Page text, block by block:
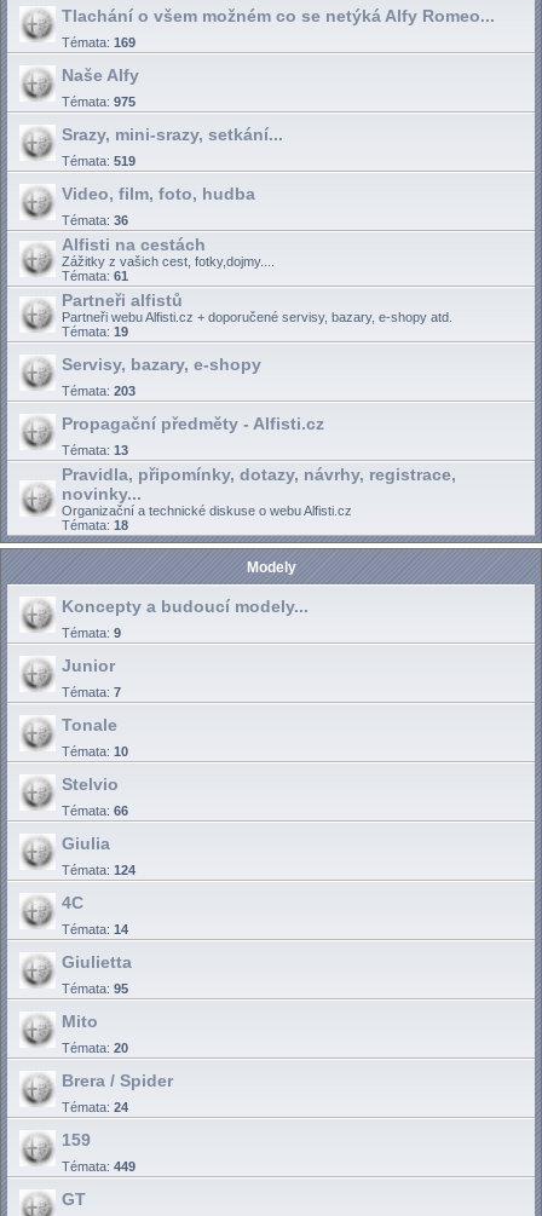
Tlachání o všem možném co se netýká Alfy Romeo...
Témata: 169
Naše Alfy
Témata: 975
Srazy, mini-srazy, setkání...
Témata: 519
Video, film, foto, hudba
Témata: 36
Alfisti na cestách
Zážitky z vašich cest, fotky,dojmy....
Témata: 61
Partneři alfistů
Partneři webu Alfisti.cz + doporučené servisy, bazary, e-shopy atd.
Témata: 19
Servisy, bazary, e-shopy
Témata: 203
Propagační předměty - Alfisti.cz
Témata: 13
Pravidla, připomínky, dotazy, návrhy, registrace,
novinky...
Organizační a technické diskuse o webu Alfisti.cz
Témata: 18
Modely
Koncepty a budoucí modely...
Témata: 9
Junior
Témata: 7
Tonale
Témata: 10
Stelvio
Témata: 66
Giulia
Témata: 124
4C
Témata: 14
Giulietta
Témata: 95
Mito
Témata: 20
Brera / Spider
Témata: 24
159
Témata: 449
GT